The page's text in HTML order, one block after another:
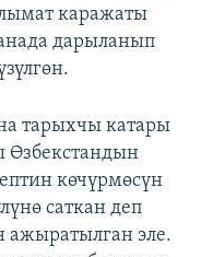
каражаты
дарыланып
тарыхчы катары
Өзбекстандын
көчүрмөсүн
саткан деп
ажыратылган эле.